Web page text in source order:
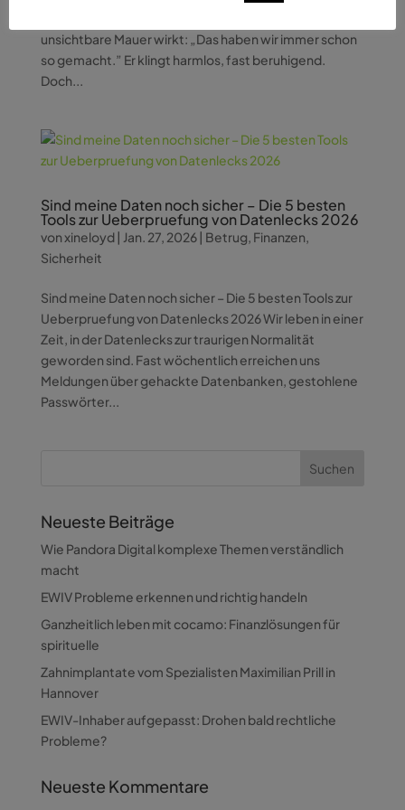
unsichtbare Mauer wirkt: „Das haben wir immer schon
so gemacht.” Er klingt harmlos, fast beruhigend.
Doch...
Sind meine Daten noch sicher – Die 5 besten
Tools zur Ueberpruefung von Datenlecks 2026
vonxineloyd| Jan. 27, 2026| Betrug, Finanzen,
Sicherheit
Sind meine Daten noch sicher – Die 5 besten Tools zur
Ueberpruefung von Datenlecks 2026 Wir leben in einer
Zeit, in der Datenlecks zur traurigen Normalität
geworden sind. Fast wöchentlich erreichen uns
Meldungen über gehackte Datenbanken, gestohlene
Passwörter...
Neueste Beiträge
Wie Pandora Digital komplexe Themen verständlich
macht
EWIV Probleme erkennen und richtig handeln
Ganzheitlich leben mit cocamo: Finanzlösungen für
spirituelle
Zahnimplantate vom Spezialisten Maximilian Prill in
Hannover
EWIV-Inhaber aufgepasst: Drohen bald rechtliche
Probleme?
Neueste Kommentare